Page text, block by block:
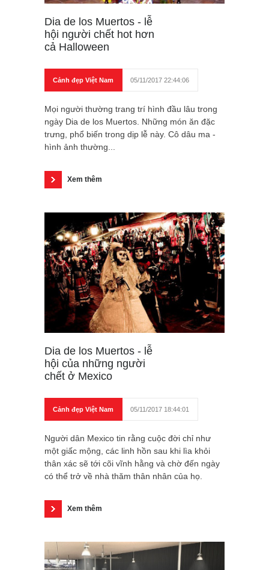
Dia de los Muertos - lễ
hội người chết hot hơn
cả Halloween
Cảnh đẹp Việt Nam 05/11/2017 22:44:06
Mọi người thường trang trí hình đầu lâu trong
ngày Dia de los Muertos. Những món ăn đặc
trưng, phổ biến trong dịp lễ này. Cô dâu ma -
hình ảnh thường...
Xem thêm
Dia de los Muertos - lễ
hội của những người
chết ở Mexico
Cảnh đẹp Việt Nam 05/11/2017 18:44:01
Người dân Mexico tin rằng cuộc đời chỉ như
một giấc mộng, các linh hồn sau khi lìa khỏi
thân xác sẽ tới cõi vĩnh hằng và chờ đến ngày
có thể trở về nhà thăm thân nhân của họ.
Xem thêm